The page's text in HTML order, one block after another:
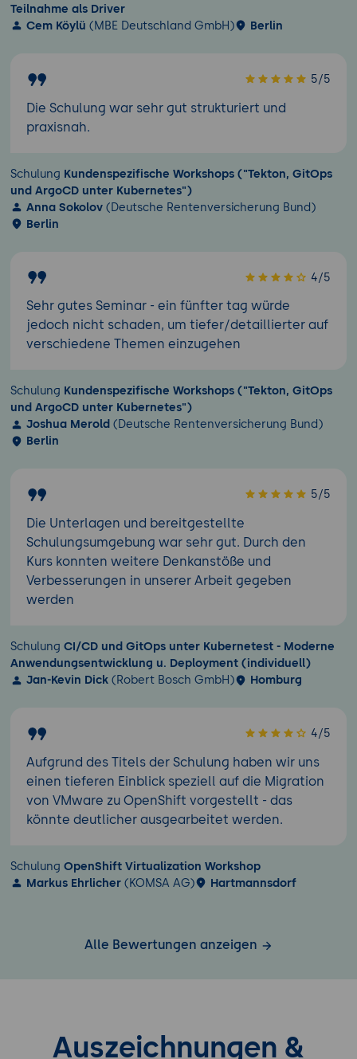
Teilnahme als Driver
Cem Köylü (MBE Deutschland GmbH) Berlin
5/5
Die Schulung war sehr gut strukturiert und
praxisnah.
Schulung Kundenspezifische Workshops ("Tekton, GitOps
und ArgoCD unter Kubernetes")
Anna Sokolov (Deutsche Rentenversicherung Bund)
Berlin
4/5
Sehr gutes Seminar - ein fünfter tag würde
jedoch nicht schaden, um tiefer/detaillierter auf
verschiedene Themen einzugehen
Schulung Kundenspezifische Workshops ("Tekton, GitOps
und ArgoCD unter Kubernetes")
Joshua Merold (Deutsche Rentenversicherung Bund)
Berlin
5/5
Die Unterlagen und bereitgestellte
Schulungsumgebung war sehr gut. Durch den
Kurs konnten weitere Denkanstöße und
Verbesserungen in unserer Arbeit gegeben
werden
Schulung CI/CD und GitOps unter Kubernetest - Moderne
Anwendungsentwicklung u. Deployment (individuell)
Jan-Kevin Dick (Robert Bosch GmbH) Homburg
4/5
Aufgrund des Titels der Schulung haben wir uns
einen tieferen Einblick speziell auf die Migration
von VMware zu OpenShift vorgestellt - das
könnte deutlicher ausgearbeitet werden.
Schulung OpenShift Virtualization Workshop
Markus Ehrlicher (KOMSA AG) Hartmannsdorf
Alle Bewertungen anzeigen
Auszeichnungen &